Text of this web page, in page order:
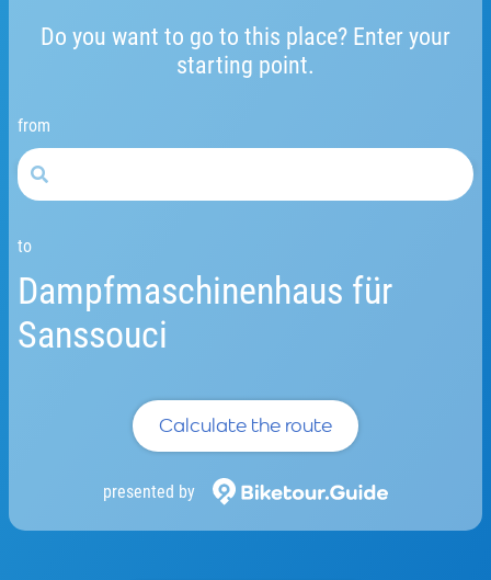
Do you want to go to this place? Enter your
starting point.
from
to
Dampfmaschinenhaus für
Sanssouci
Calculate the route
presented by